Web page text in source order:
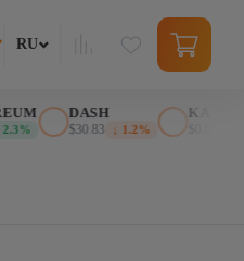
RU
DASH
$30.83 ↓ 1.2%
KASPA
$0.026276